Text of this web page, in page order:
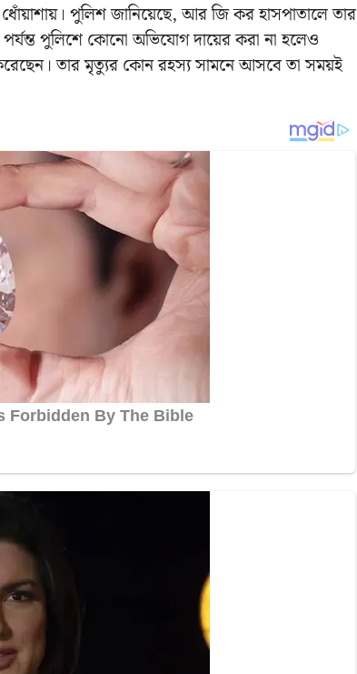
পুলিশ জানিয়েছে, আর জি কর হাসপাতালে তার
পুলিশে কোনো অভিযোগ দায়ের করা না হলেও
তার মৃত্যুর কোন রহস্য সামনে আসবে তা সময়ই